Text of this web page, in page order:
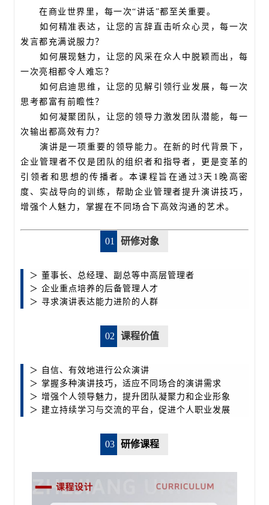
在商业世界里，每一次“讲话”都至关重要。
如何精准表达，让您的言辞直击听众心灵，每一次
发言都充满说服力？
如何展现魅力，让您的风采在众人中脱颖而出，每
一次亮相都令人难忘？
如何启迪思维，让您的见解引领行业发展，每一次
思考都富有前瞻性？
如何凝聚团队，让您的领导力激发团队潜能，每一
次输出都高效有力？
演讲是一项重要的领导能力。在新的时代背景下，
企业管理者不仅是团队的组织者和指导者，更是变革的
引领者 和思想的传播者。本课程旨在通过3天1晚高密
度、实战导向的训练，帮助企业管理者提升演讲技巧，
增强个人魅力，掌握在不同场合下高效沟通的艺术。
01 研修对象
＞ 董事长、总经理、副总等中高层管理者
＞ 企业重点培养的后备管理人才
＞ 寻求演讲表达能力进阶的人群
02 课程价值
＞ 自信、有效地进行公众演讲
＞ 掌握多种演讲技巧，适应不同场合的演讲需求
＞ 增强个人领导魅力，提升团队凝聚力和企业形象
＞ 建立持续学习与交流的平台，促进个人职业发展
03 研修课程